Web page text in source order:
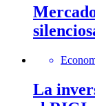
La